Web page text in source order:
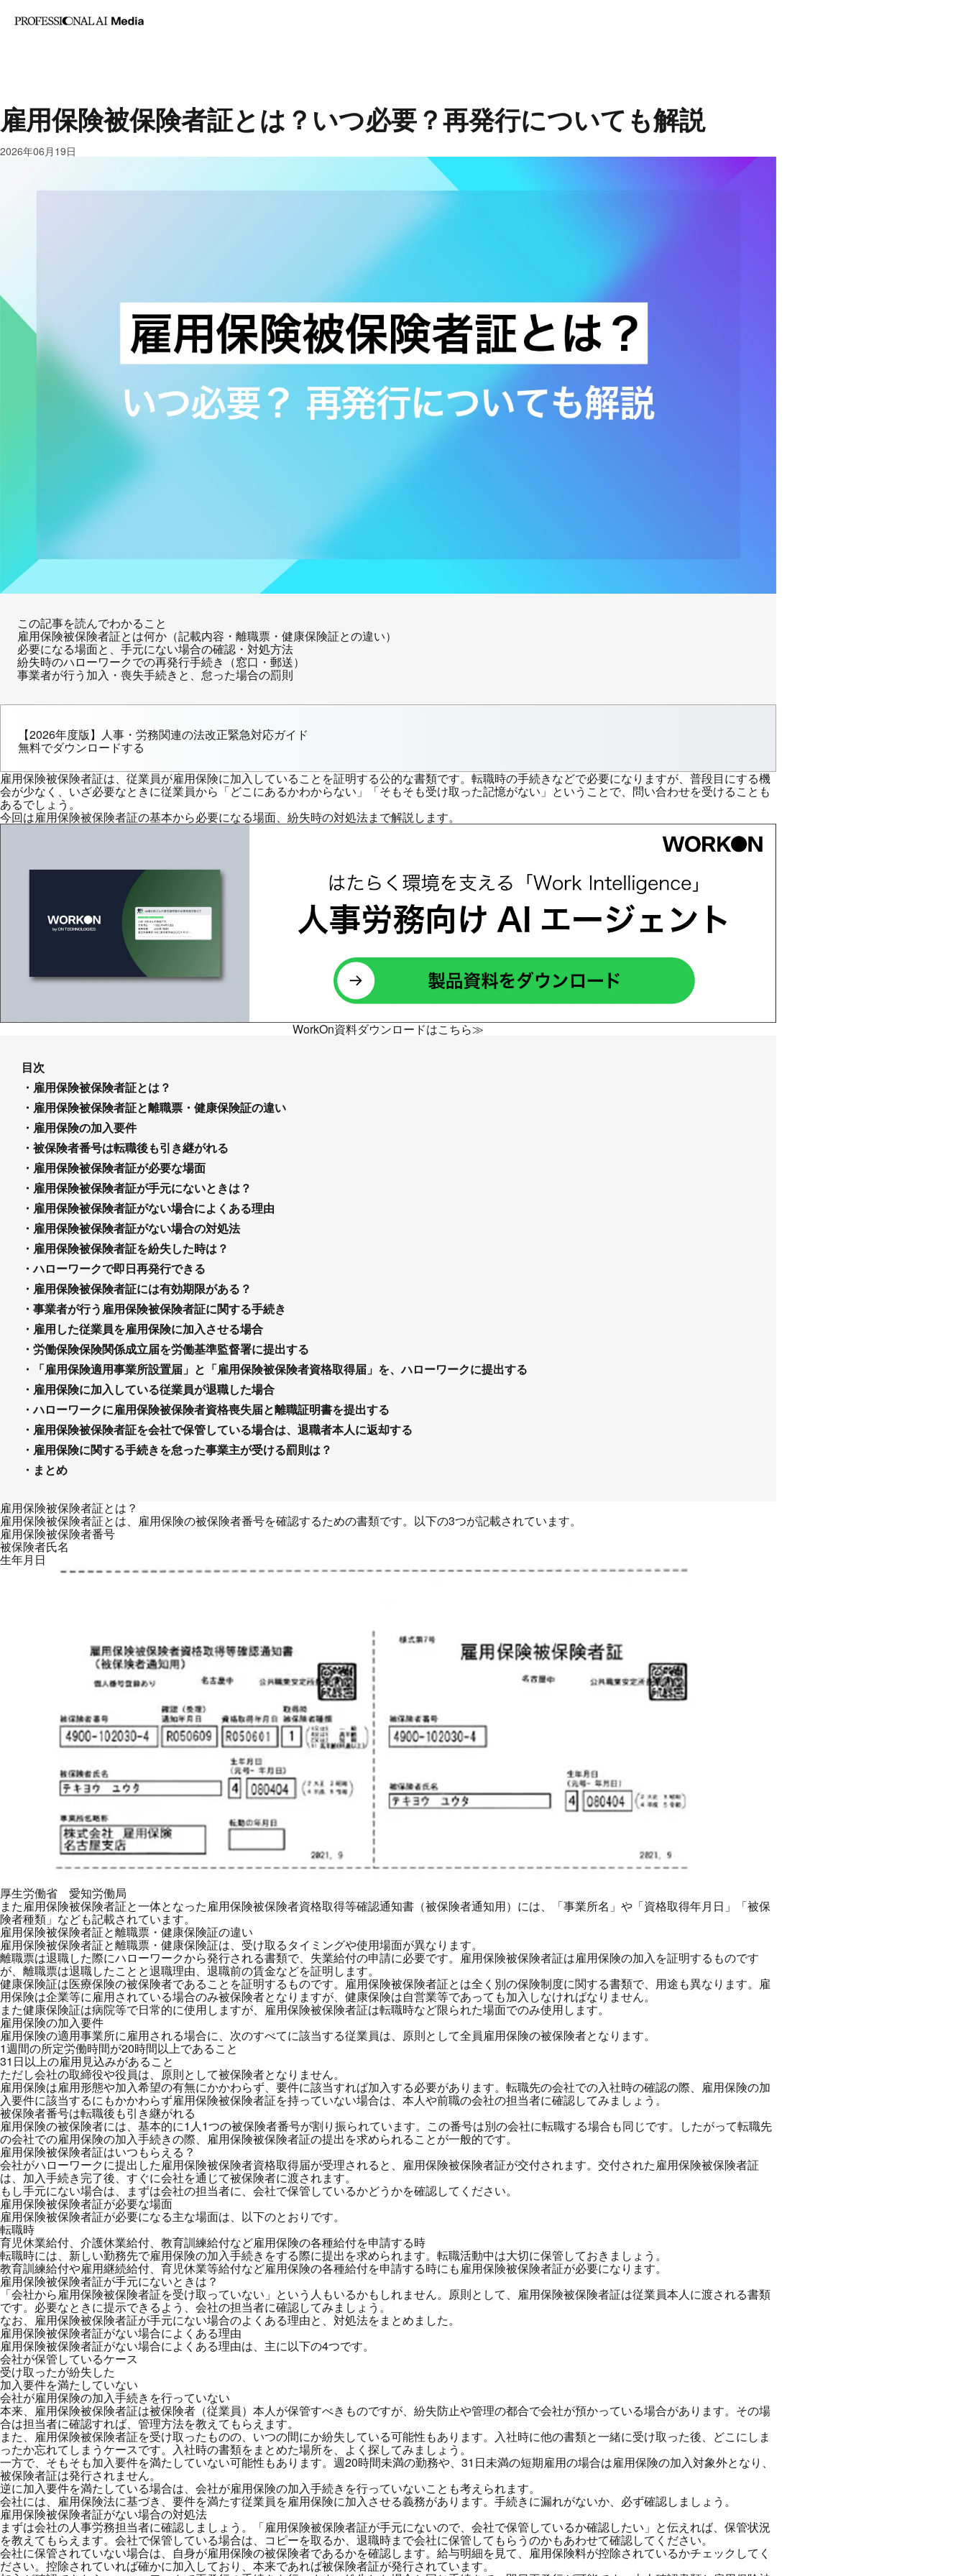
雇用保険被保険者証とは？いつ必要？再発行についても解説
2026年06月19日
この記事を読んでわかること
雇用保険被保険者証とは何か（記載内容・離職票・健康保険証との違い）
必要になる場面と、手元にない場合の確認・対処方法
紛失時のハローワークでの再発行手続き（窓口・郵送）
事業者が行う加入・喪失手続きと、怠った場合の罰則
【2026年度版】人事・労務関連の法改正緊急対応ガイド
無料でダウンロードする
雇用保険被保険者証は、従業員が雇用保険に加入していることを証明する公的な書類です。転職時の手続きなどで必要になりますが、普段目にする機
会が少なく、いざ必要なときに従業員から「どこにあるかわからない」「そもそも受け取った記憶がない」ということで、問い合わせを受けることも
あるでしょう。
今回は雇用保険被保険者証の基本から必要になる場面、紛失時の対処法まで解説します。
WorkOn資料ダウンロードはこちら≫
目次
・雇用保険被保険者証とは？
・雇用保険被保険者証と離職票・健康保険証の違い
・雇用保険の加入要件
・被保険者番号は転職後も引き継がれる
・雇用保険被保険者証が必要な場面
・雇用保険被保険者証が手元にないときは？
・雇用保険被保険者証がない場合によくある理由
・雇用保険被保険者証がない場合の対処法
・雇用保険被保険者証を紛失した時は？
・ハローワークで即日再発行できる
・雇用保険被保険者証には有効期限がある？
・事業者が行う雇用保険被保険者証に関する手続き
・雇用した従業員を雇用保険に加入させる場合
・労働保険保険関係成立届を労働基準監督署に提出する
・「雇用保険適用事業所設置届」と「雇用保険被保険者資格取得届」を、ハローワークに提出する
・雇用保険に加入している従業員が退職した場合
・ハローワークに雇用保険被保険者資格喪失届と離職証明書を提出する
・雇用保険被保険者証を会社で保管している場合は、退職者本人に返却する
・雇用保険に関する手続きを怠った事業主が受ける罰則は？
・まとめ
雇用保険被保険者証とは？
雇用保険被保険者証とは、雇用保険の被保険者番号を確認するための書類です。以下の3つが記載されています。
雇用保険被保険者番号
被保険者氏名
生年月日
厚生労働省 愛知労働局
また雇用保険被保険者証と一体となった雇用保険被保険者資格取得等確認通知書（被保険者通知用）には、「事業所名」や「資格取得年月日」「被保
険者種類」なども記載されています。
雇用保険被保険者証と離職票・健康保険証の違い
雇用保険被保険者証と離職票・健康保険証は、受け取るタイミングや使用場面が異なります。
離職票は退職した際にハローワークから発行される書類で、失業給付の申請に必要です。雇用保険被保険者証は雇用保険の加入を証明するものです
が、離職票は退職したことと退職理由、退職前の賃金などを証明します。
健康保険証は医療保険の被保険者であることを証明するものです。雇用保険被保険者証とは全く別の保険制度に関する書類で、用途も異なります。雇
用保険は企業等に雇用されている場合のみ被保険者となりますが、健康保険は自営業等であっても加入しなければなりません。
また健康保険証は病院等で日常的に使用しますが、雇用保険被保険者証は転職時など限られた場面でのみ使用します。
雇用保険の加入要件
雇用保険の適用事業所に雇用される場合に、次のすべてに該当する従業員は、原則として全員雇用保険の被保険者となります。
1週間の所定労働時間が20時間以上であること
31日以上の雇用見込みがあること
ただし会社の取締役や役員は、原則として被保険者となりません。
雇用保険は雇用形態や加入希望の有無にかかわらず、要件に該当すれば加入する必要があります。転職先の会社での入社時の確認の際、雇用保険の加
入要件に該当するにもかかわらず雇用保険被保険者証を持っていない場合は、本人や前職の会社の担当者に確認してみましょう。
被保険者番号は転職後も引き継がれる
雇用保険の被保険者には、基本的に1人1つの被保険者番号が割り振られています。この番号は別の会社に転職する場合も同じです。したがって転職先
の会社での雇用保険の加入手続きの際、雇用保険被保険者証の提出を求められることが一般的です。
雇用保険被保険者証はいつもらえる？
会社がハローワークに提出した雇用保険被保険者資格取得届が受理されると、雇用保険被保険者証が交付されます。交付された雇用保険被保険者証
は、加入手続き完了後、すぐに会社を通じて被保険者に渡されます。
もし手元にない場合は、まずは会社の担当者に、会社で保管しているかどうかを確認してください。
雇用保険被保険者証が必要な場面
雇用保険被保険者証が必要になる主な場面は、以下のとおりです。
転職時
育児休業給付、介護休業給付、教育訓練給付など雇用保険の各種給付を申請する時
転職時には、新しい勤務先で雇用保険の加入手続きをする際に提出を求められます。転職活動中は大切に保管しておきましょう。
教育訓練給付や雇用継続給付、育児休業等給付など雇用保険の各種給付を申請する時にも雇用保険被保険者証が必要になります。
雇用保険被保険者証が手元にないときは？
「会社から雇用保険被保険者証を受け取っていない」という人もいるかもしれません。原則として、雇用保険被保険者証は従業員本人に渡される書類
です。必要なときに提示できるよう、会社の担当者に確認してみましょう。
なお、雇用保険被保険者証が手元にない場合のよくある理由と、対処法をまとめました。
雇用保険被保険者証がない場合によくある理由
雇用保険被保険者証がない場合によくある理由は、主に以下の4つです。
会社が保管しているケース
受け取ったが紛失した
加入要件を満たしていない
会社が雇用保険の加入手続きを行っていない
本来、雇用保険被保険者証は被保険者（従業員）本人が保管すべきものですが、紛失防止や管理の都合で会社が預かっている場合があります。その場
合は担当者に確認すれば、管理方法を教えてもらえます。
また、雇用保険被保険者証を受け取ったものの、いつの間にか紛失している可能性もあります。入社時に他の書類と一緒に受け取った後、どこにしま
ったか忘れてしまうケースです。入社時の書類をまとめた場所を、よく探してみましょう。
一方で、そもそも加入要件を満たしていない可能性もあります。週20時間未満の勤務や、31日未満の短期雇用の場合は雇用保険の加入対象外となり、
被保険者証は発行されません。
逆に加入要件を満たしている場合は、会社が雇用保険の加入手続きを行っていないことも考えられます。
会社には、雇用保険法に基づき、要件を満たす従業員を雇用保険に加入させる義務があります。手続きに漏れがないか、必ず確認しましょう。
雇用保険被保険者証がない場合の対処法
まずは会社の人事労務担当者に確認しましょう。「雇用保険被保険者証が手元にないので、会社で保管しているか確認したい」と伝えれば、保管状況
を教えてもらえます。会社で保管している場合は、コピーを取るか、退職時まで会社に保管してもらうのかもあわせて確認してください。
会社に保管されていない場合は、自身が雇用保険の被保険者であるかを確認します。給与明細を見て、雇用保険料が控除されているかチェックしてく
ださい。控除されていれば確かに加入しており、本来であれば被保険者証が発行されています。